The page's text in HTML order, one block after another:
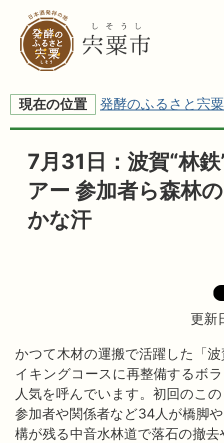
現在の位置 発酵のふるさと宍粟
7月31日：波賀“林
アー 参加者ら森林
かな汗
更新
かつて木材の運搬で活躍した「
イキングコースに再整備するボ
人気を呼んでいます。初回のこ
参加者や関係者など34人が橋脚
構が残る中音水林道で落石の撤